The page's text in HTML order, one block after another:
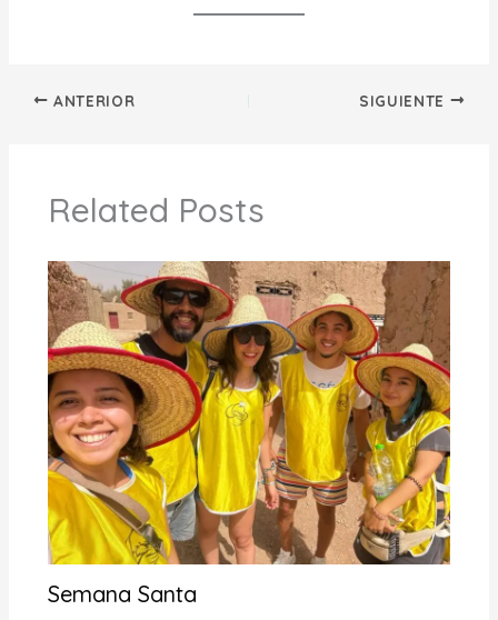
ANTERIOR SIGUIENTE
Related Posts
Semana Santa